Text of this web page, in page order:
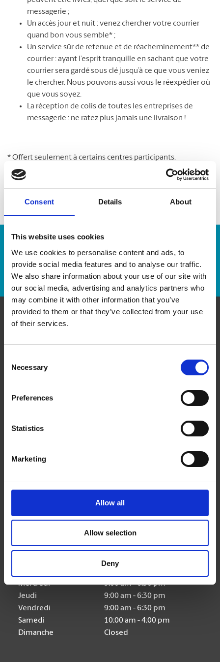
Consent Details About
This website uses cookies
We use cookies to personalise content and ads, to
provide social media features and to analyse our traffic.
We also share information about your use of our site with
our social media, advertising and analytics partners who
may combine it with other information that you’ve
provided to them or that they’ve collected from your use
of their services.
Selection
Necessary
Preferences
Statistics
Marketing
Allow all
Allow selection
Deny
messagerie ;
Un accès jour et nuit : venez chercher votre courrier
quand bon vous semble* ;
Un service sûr de retenue et de réacheminement** de
courrier : ayant l’esprit tranquille en sachant que votre
courrier sera gardé sous clé jusqu’à ce que vous veniez
le chercher. Nous pouvons aussi vous le réexpédier où
que vous soyez.
La réception de colis de toutes les entreprises de
messagerie : ne ratez plus jamais une livraison !
* Offert seulement à certains centres participants.
**Des frais supplémentaires peuvent s’appliquer.
Communiquer avec nous
Regina Saskatchewan - S4S 3R9
(306) 522-6237
Nous suivre
Heures d'ouverture
9:00 am - 6:30 pm
Mercredi
9:00 am - 6:30 pm
Jeudi
9:00 am - 6:30 pm
Vendredi
9:00 am - 6:30 pm
Samedi
10:00 am - 4:00 pm
Dimanche
Closed